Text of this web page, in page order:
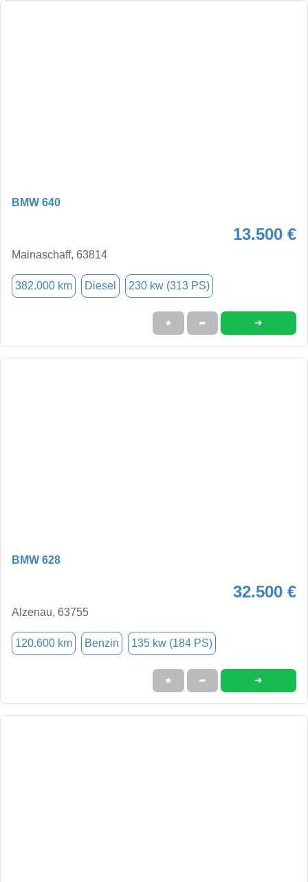
BMW 640
13.500 €
Mainaschaff, 63814
382.000 km Diesel 230 kw (313 PS)
★ ➦ ➜
BMW 628
32.500 €
Alzenau, 63755
120.600 km Benzin 135 kw (184 PS)
★ ➦ ➜